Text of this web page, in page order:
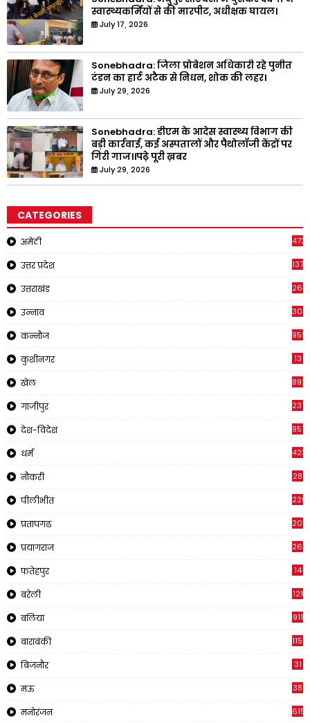
स्वास्थ्यकर्मियों से की मारपीट, अधीक्षक घायल।
July 17, 2026
Sonebhadra: जिला प्रोबेशन अधिकारी रहे पुनीत
टंडन का हार्ट अटैक से निधन, शोक की लहर।
July 29, 2026
Sonebhadra: डीएम के आदेस स्वास्थ्य विभाग की
बड़ी कार्रवाई, कई अस्पतालों और पैथोलॉजी केंद्रों पर
गिरी गाज।।पढ़े पूरी ख़बर
July 29, 2026
CATEGORIES
अमेठी
उत्तर प्रदेश 1371
उत्तराखंड
उन्नाव 308
कन्नौज 959
कुशीनगर 13
खेल 892
गाजीपुर 237
देश-विदेश 957
धर्म 423
नौकरी 28
पीलीभीत
प्रतापगढ 2011
प्रयागराज 269
फतेहपुर 14
बरेली 121
बलिया 911
बाराबंकी 1150
बिजनौर 31
मऊ 38
मनोरंजन 615